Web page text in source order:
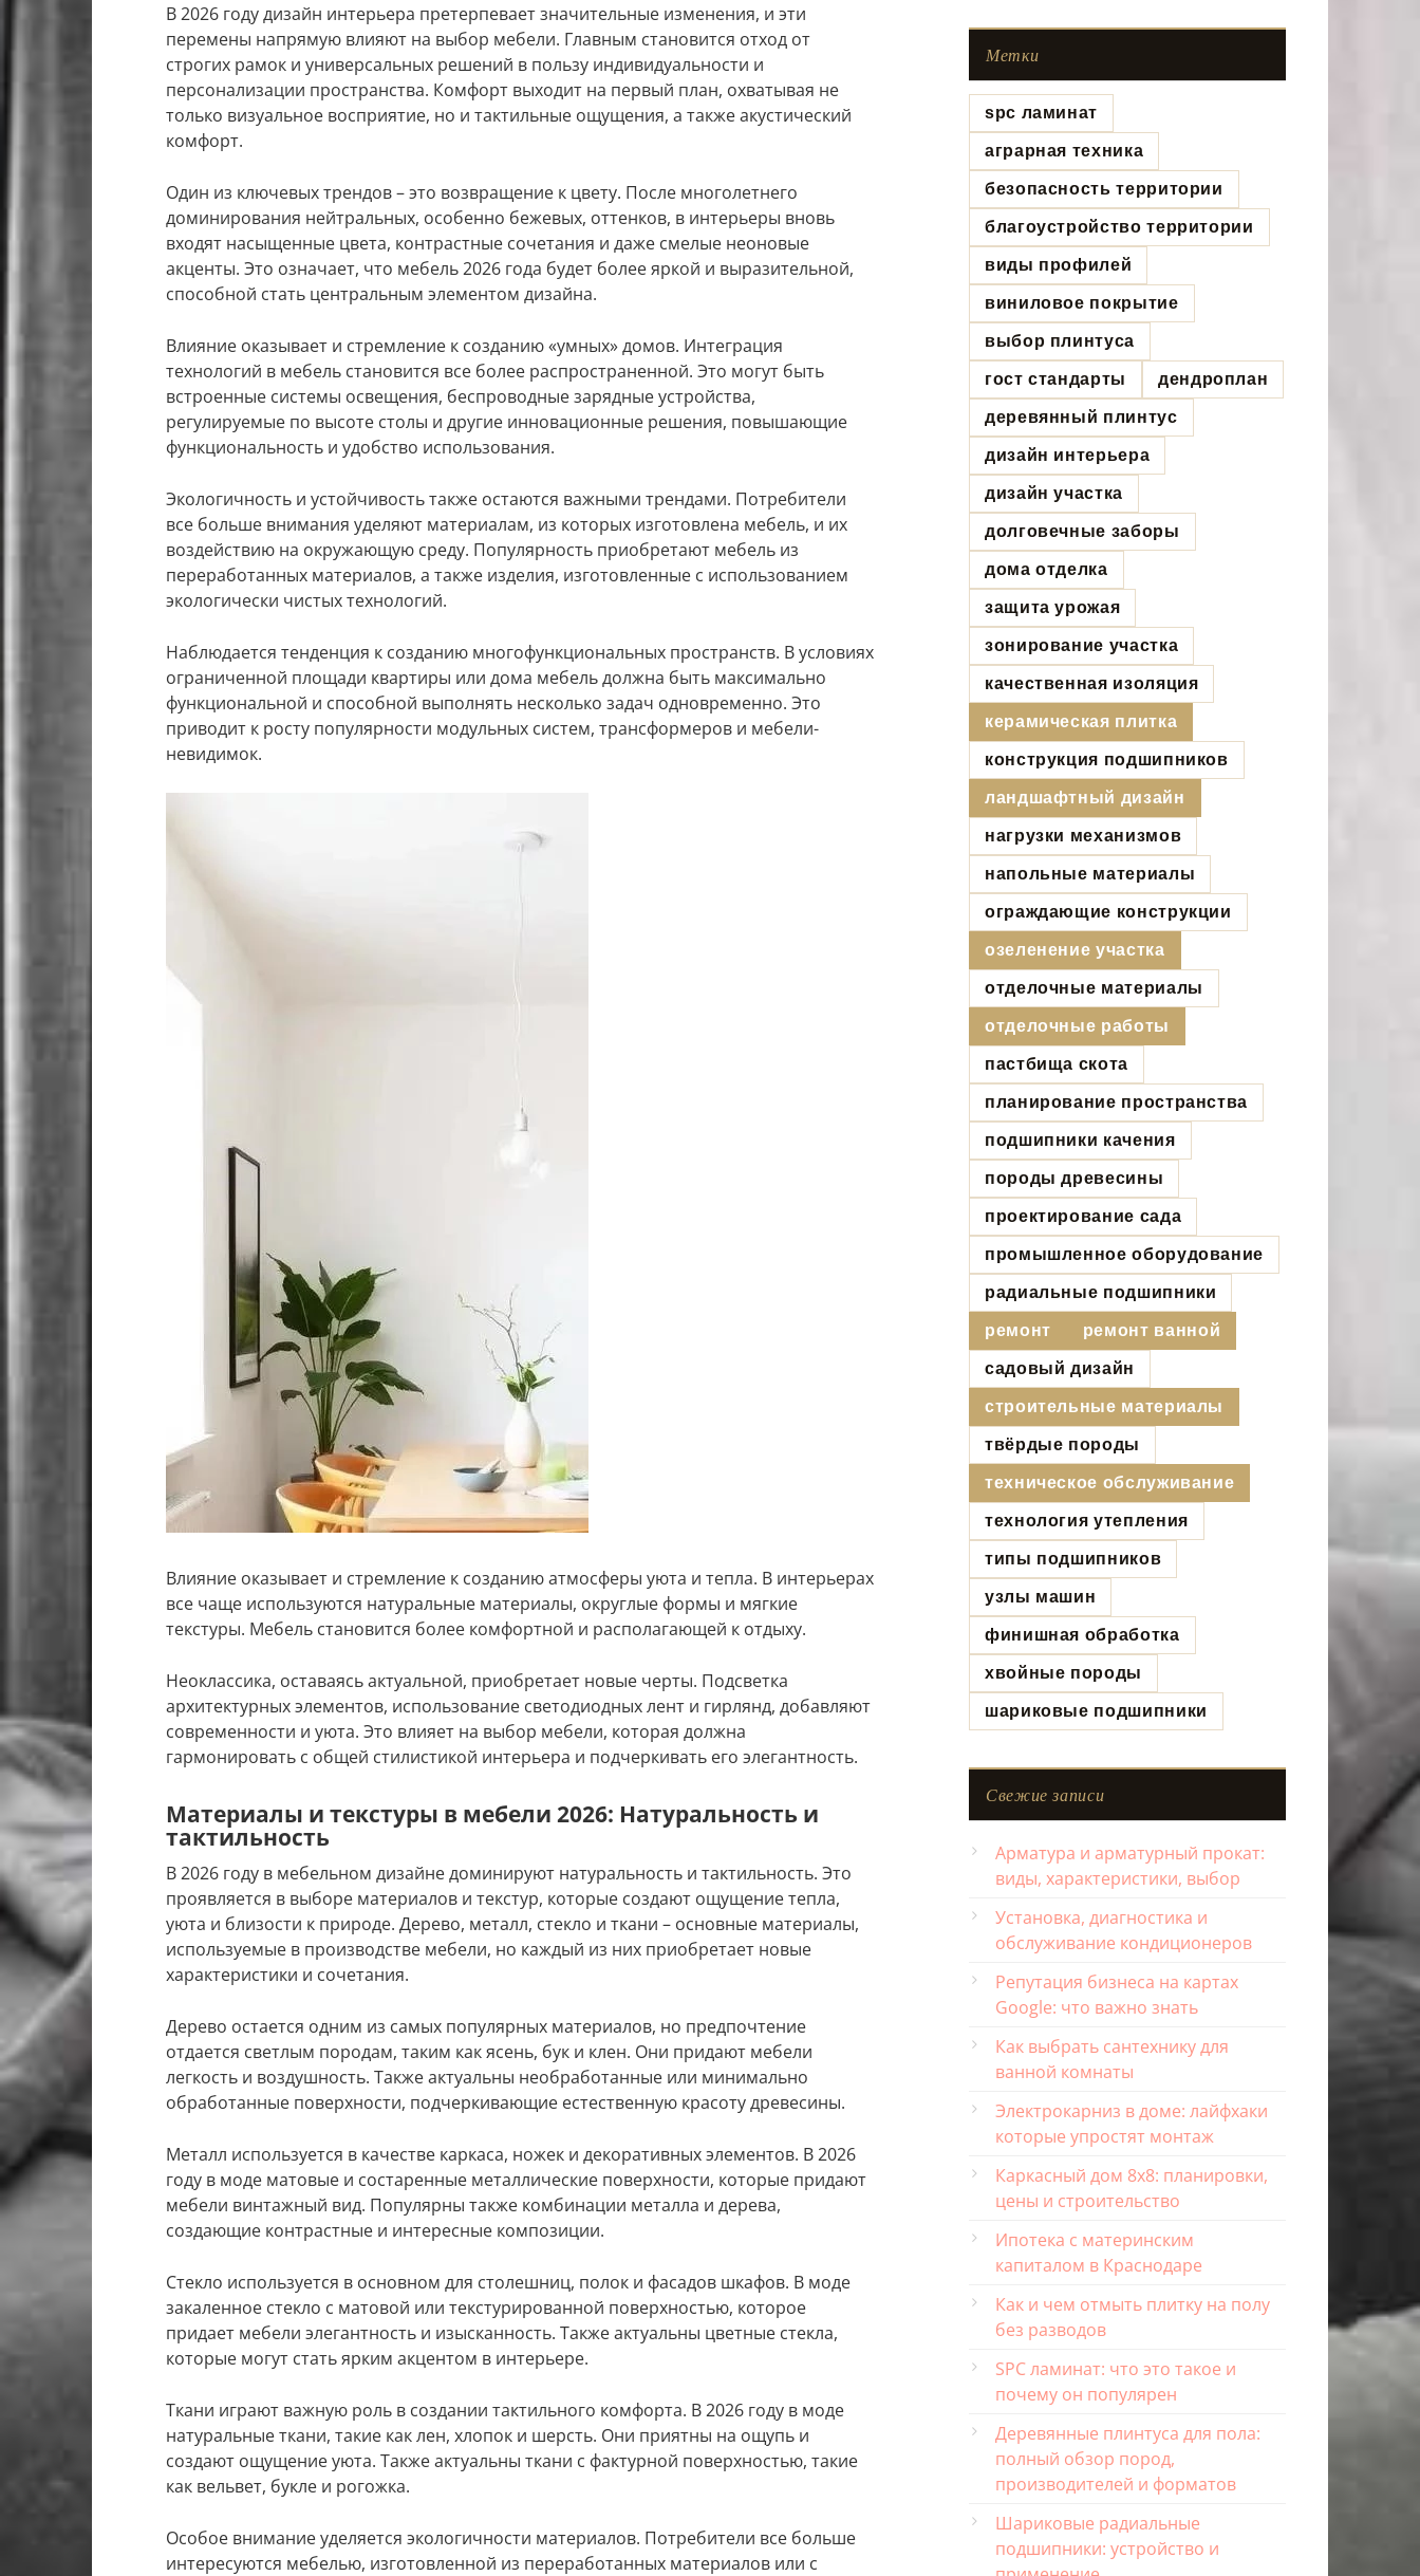
В 2026 году дизайн интерьера претерпевает значительные изменения, и эти
перемены напрямую влияют на выбор мебели. Главным становится отход от
строгих рамок и универсальных решений в пользу индивидуальности и
персонализации пространства. Комфорт выходит на первый план, охватывая не
только визуальное восприятие, но и тактильные ощущения, а также акустический
комфорт.
Один из ключевых трендов – это возвращение к цвету. После многолетнего
доминирования нейтральных, особенно бежевых, оттенков, в интерьеры вновь
входят насыщенные цвета, контрастные сочетания и даже смелые неоновые
акценты. Это означает, что мебель 2026 года будет более яркой и выразительной,
способной стать центральным элементом дизайна.
Влияние оказывает и стремление к созданию «умных» домов. Интеграция
технологий в мебель становится все более распространенной. Это могут быть
встроенные системы освещения, беспроводные зарядные устройства,
регулируемые по высоте столы и другие инновационные решения, повышающие
функциональность и удобство использования.
Экологичность и устойчивость также остаются важными трендами. Потребители
все больше внимания уделяют материалам, из которых изготовлена мебель, и их
воздействию на окружающую среду. Популярность приобретают мебель из
переработанных материалов, а также изделия, изготовленные с использованием
экологически чистых технологий.
Наблюдается тенденция к созданию многофункциональных пространств. В условиях
ограниченной площади квартиры или дома мебель должна быть максимально
функциональной и способной выполнять несколько задач одновременно. Это
приводит к росту популярности модульных систем, трансформеров и мебели-
невидимок.
Влияние оказывает и стремление к созданию атмосферы уюта и тепла. В интерьерах
все чаще используются натуральные материалы, округлые формы и мягкие
текстуры. Мебель становится более комфортной и располагающей к отдыху.
Неоклассика, оставаясь актуальной, приобретает новые черты. Подсветка
архитектурных элементов, использование светодиодных лент и гирлянд, добавляют
современности и уюта. Это влияет на выбор мебели, которая должна
гармонировать с общей стилистикой интерьера и подчеркивать его элегантность.
Материалы и текстуры в мебели 2026: Натуральность и
тактильность
В 2026 году в мебельном дизайне доминируют натуральность и тактильность. Это
проявляется в выборе материалов и текстур, которые создают ощущение тепла,
уюта и близости к природе. Дерево, металл, стекло и ткани – основные материалы,
используемые в производстве мебели, но каждый из них приобретает новые
характеристики и сочетания.
Дерево остается одним из самых популярных материалов, но предпочтение
отдается светлым породам, таким как ясень, бук и клен. Они придают мебели
легкость и воздушность. Также актуальны необработанные или минимально
обработанные поверхности, подчеркивающие естественную красоту древесины.
Металл используется в качестве каркаса, ножек и декоративных элементов. В 2026
году в моде матовые и состаренные металлические поверхности, которые придают
мебели винтажный вид. Популярны также комбинации металла и дерева,
создающие контрастные и интересные композиции.
Стекло используется в основном для столешниц, полок и фасадов шкафов. В моде
закаленное стекло с матовой или текстурированной поверхностью, которое
придает мебели элегантность и изысканность. Также актуальны цветные стекла,
которые могут стать ярким акцентом в интерьере.
Ткани играют важную роль в создании тактильного комфорта. В 2026 году в моде
натуральные ткани, такие как лен, хлопок и шерсть. Они приятны на ощупь и
создают ощущение уюта. Также актуальны ткани с фактурной поверхностью, такие
как вельвет, букле и рогожка.
Особое внимание уделяется экологичности материалов. Потребители все больше
интересуются мебелью, изготовленной из переработанных материалов или с
Метки
spc ламинат
аграрная техника
безопасность территории
благоустройство территории
виды профилей
виниловое покрытие
выбор плинтуса
гост стандарты дендроплан
деревянный плинтус
дизайн интерьера
дизайн участка
долговечные заборы
дома отделка
защита урожая
зонирование участка
качественная изоляция
керамическая плитка
конструкция подшипников
ландшафтный дизайн
нагрузки механизмов
напольные материалы
ограждающие конструкции
озеленение участка
отделочные материалы
отделочные работы
пастбища скота
планирование пространства
подшипники качения
породы древесины
проектирование сада
промышленное оборудование
радиальные подшипники
ремонт ремонт ванной
садовый дизайн
строительные материалы
твёрдые породы
техническое обслуживание
технология утепления
типы подшипников
узлы машин
финишная обработка
хвойные породы
шариковые подшипники
Свежие записи
Арматура и арматурный прокат:
виды, характеристики, выбор
Установка, диагностика и
обслуживание кондиционеров
Репутация бизнеса на картах
Google: что важно знать
Как выбрать сантехнику для
ванной комнаты
Электрокарниз в доме: лайфхаки
которые упростят монтаж
Каркасный дом 8х8: планировки,
цены и строительство
Ипотека с материнским
капиталом в Краснодаре
Как и чем отмыть плитку на полу
без разводов
SPC ламинат: что это такое и
почему он популярен
Деревянные плинтуса для пола:
полный обзор пород,
производителей и форматов
Шариковые радиальные
подшипники: устройство и